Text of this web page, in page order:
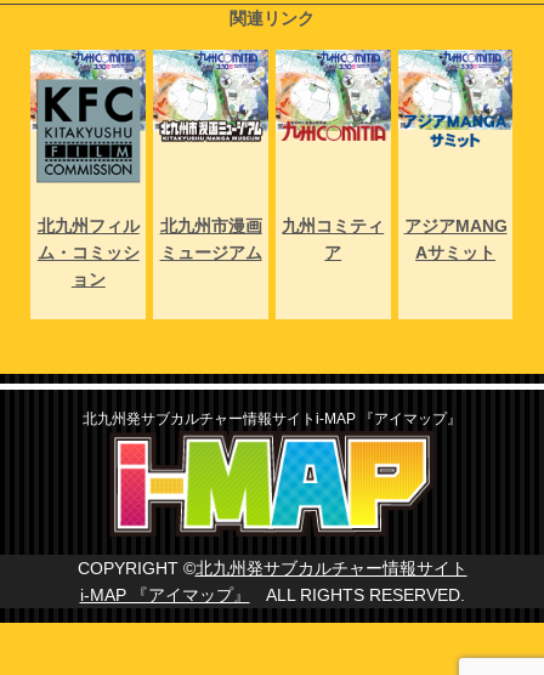
関連リンク
北九州フィル
ム・コミッシ
ョン
北九州市漫画
ミュージアム
九州コミティ
ア
アジアMANG
Aサミット
北九州発サブカルチャー情報サイトi-MAP 『アイマップ』
COPYRIGHT ©北九州発サブカルチャー情報サイト
i-MAP 『アイマップ』
ALL RIGHTS RESERVED.